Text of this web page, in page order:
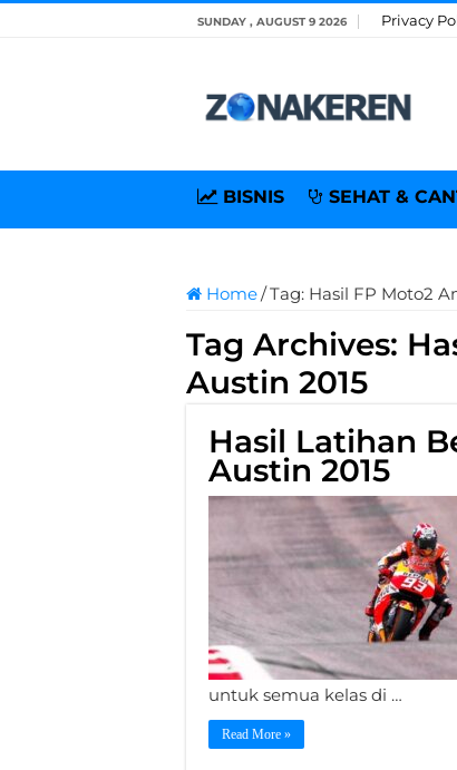
SUNDAY , AUGUST 9 2026 Privacy
BISNIS SEHAT &
Home/Tag: Hasil FP Moto2
Tag Archives:
Austin 2015
Hasil Latihan
Austin 2015
untuk semua kelas di …
Read More »